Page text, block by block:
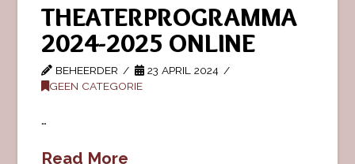
THEATERPROGRAMMA
2024-2025 ONLINE
BEHEERDER
23 APRIL 2024
GEEN CATEGORIE
…
Read More